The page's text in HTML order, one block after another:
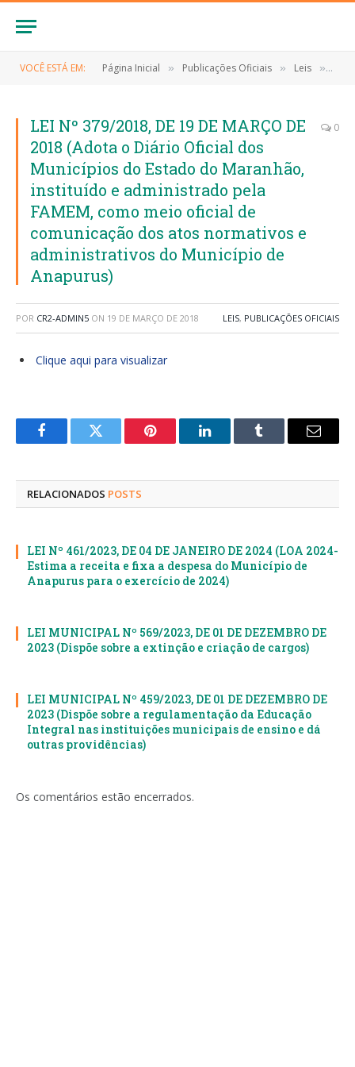
VOCÊ ESTÁ EM: Página Inicial » Publicações Oficiais » Leis »
LEI Nº 379/2018, DE 19 DE MARÇO DE
2018 (Adota o Diário Oficial dos
Municípios do Estado do Maranhão,
instituído e administrado pela
FAMEM, como meio oficial de
comunicação dos atos normativos e
administrativos do Município de
Anapurus)
0
POR CR2-ADMIN5 ON 19 DE MARÇO DE 2018 LEIS, PUBLICAÇÕES OFICIAIS
Clique aqui para visualizar
FacebookTwitter Pinterest LinkedInTumblr
E-
RELACIONADOS POSTS
LEI Nº 461/2023, DE 04 DE JANEIRO DE 2024 (LOA 2024-
Estima a receita e fixa a despesa do Município de
Anapurus para o exercício de 2024)
LEI MUNICIPAL Nº 569/2023, DE 01 DE DEZEMBRO DE
2023 (Dispõe sobre a extinção e criação de cargos)
LEI MUNICIPAL Nº 459/2023, DE 01 DE DEZEMBRO DE
2023 (Dispõe sobre a regulamentação da Educação
Integral nas instituições municipais de ensino e dá
outras providências)
Os comentários estão encerrados.